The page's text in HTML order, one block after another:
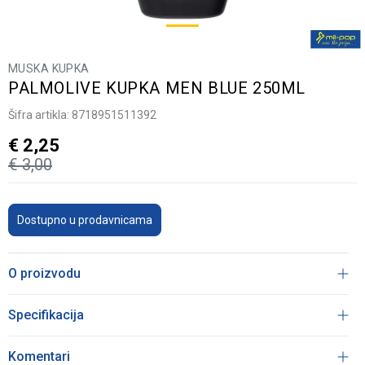
MUSKA KUPKA
PALMOLIVE KUPKA MEN BLUE 250ML
Šifra artikla: 8718951511392
€ 3,00
€ 2,25
Dostupno u prodavnicama
O proizvodu
Specifikacija
Komentari